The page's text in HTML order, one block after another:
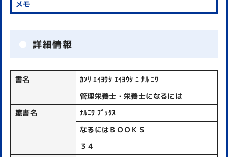
詳細情報
書名
ｶﾝﾘ ｴｲﾖｳｼ ｴｲﾖｳｼ ﾆ ﾅﾙ ﾆﾜ
管理栄養士・栄養士になるには
叢書名
ﾅﾙﾆﾜ ﾌﾞｯｸｽ
なるにはＢＯＯＫＳ
３４